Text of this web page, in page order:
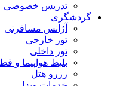
تدریس خصوصی
گردشگری
آژانس مسافرتی
تور خارجی
تور داخلی
بلیط هواپیما و
رزرو هتل